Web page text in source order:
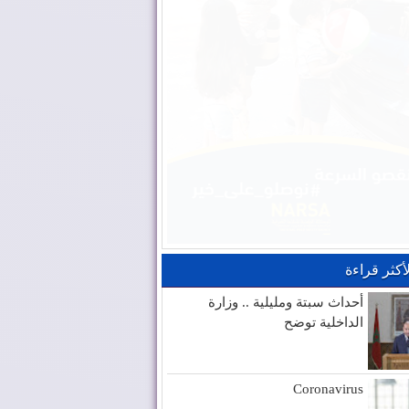
قراءة
أحداث سبتة ومليلية .. وزارة
الداخلية توضح
Coronavirus